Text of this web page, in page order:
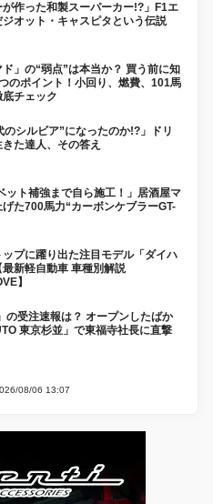
が作った和製スーパーカー!?」F1エ
オット・キャスピタという伝説
ド」の“弱点”は本当か？ 買う前に知
のポイント！小回り、燃費、101馬
チェック
のシルビア”になったのか!?」ドリ
た達人、その答え
ット補強まで自ら施工！」居酒屋マ
た700馬力“カーボンケブラーGT-
プに躍り出た注目モデル「ダイハ
新軽自動車 車種別解説
】
の受注速報は？ オープンしたばか
東京杉並」で東福寺社長に直撃
08/06 13:07